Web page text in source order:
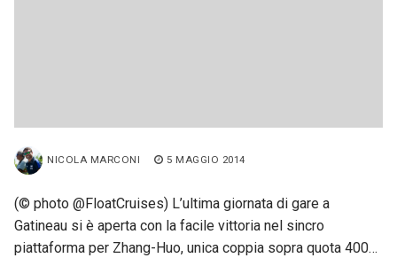
NICOLA MARCONI 5 MAGGIO 2014
(© photo @FloatCruises) L’ultima giornata di gare a
Gatineau si è aperta con la facile vittoria nel sincro
piattaforma per Zhang-Huo, unica coppia sopra quota 400…